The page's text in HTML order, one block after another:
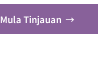
Mula Tinjauan →